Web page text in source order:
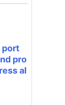
port
pro
al